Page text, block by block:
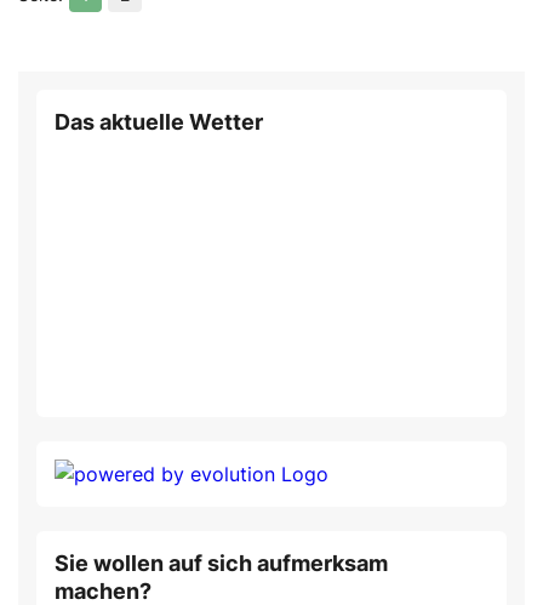
Das aktuelle Wetter
Sie wollen auf sich aufmerksam
machen?